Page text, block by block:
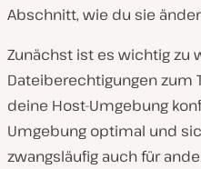
Abschnitt, wie du sie
Zunächst ist es wichtig zu
Dateiberechtigungen zum
deine Host-Umgebung
Umgebung optimal und
zwangsläufig auch für